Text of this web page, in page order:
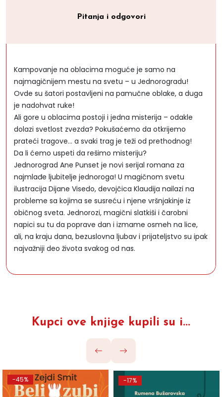
Pitanja i odgovori
Kampovanje na oblacima moguće je samo na
najmagičnijem mestu na svetu – u Jednorogradu!
Ovde su šatori postavljeni na pamučne oblake, a duga
je nadohvat ruke!
Ali gore u oblacima postoji i jedna misterija – odakle
dolazi svetlost zvezda? Pokušaćemo da otkrijemo
prateći tragove… a svaki trag je teži od prethodnog!
Da li ćemo uspeti da rešimo misteriju?
Jednorograd Ane Punset je novi serijal romana za
najmlađe ljubitelje jednoroga! U magičnom svetu
ilustracija Dijane Visedo, devojčica Klaudija nailazi na
probleme sa kojima se susreću i njene vršnjakinje iz
običnog sveta. Jednorozi, magični slatkiši i čarobni
napici su tu da poprave dan i izmame osmeh na lice,
ali, na kraju dana, bezuslovna ljubav i prijateljstvo su ipak
najvažniji deo života svakog od nas.
Kupci ove knjige kupili su i...
-45% -17%